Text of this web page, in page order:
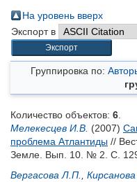
На уровень вверх
Экспорт в
Группировка по:
Количество объектов: 6
Мелекесцев И.В. (2007)
проблема Атлантиды //
Земле. Вып. 10. № 2. С.
Вергасова Л.П.
Кирсанова